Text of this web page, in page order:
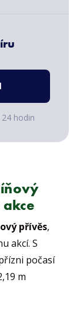
hodin
přívěs,
akcí. S
počasí
m